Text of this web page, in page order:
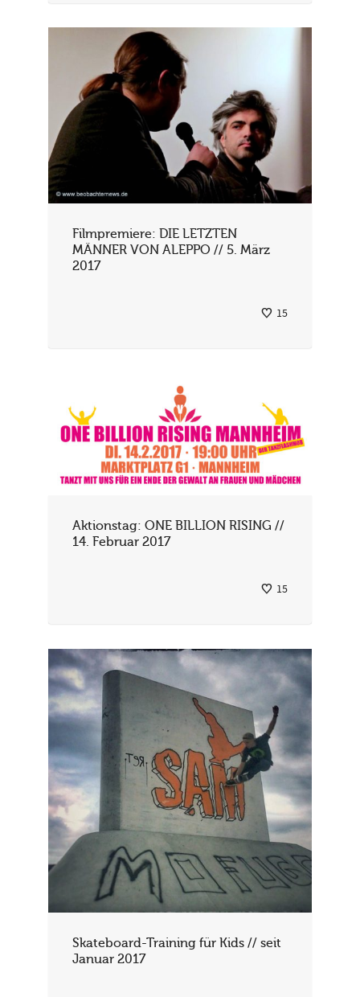
Filmpremiere: DIE LETZTEN
MÄNNER VON ALEPPO // 5. März
2017
15
Aktionstag: ONE BILLION RISING //
14. Februar 2017
15
Skateboard-Training für Kids // seit
Januar 2017